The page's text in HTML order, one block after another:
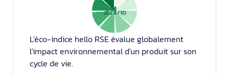
2.1/10
L'éco-indice hello RSE évalue globalement
l'impact environnemental d'un produit sur son
cycle de vie.